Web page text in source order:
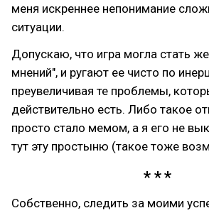
меня искреннее непонимание
ситуации.
Допускаю, что игра могла стать
мнений", и ругают ее чисто по
преувеличивая те проблемы,
действительно есть. Либо такое
просто стало мемом, а я его не
тут эту простыню (такое тоже
Собственно, следить за моими